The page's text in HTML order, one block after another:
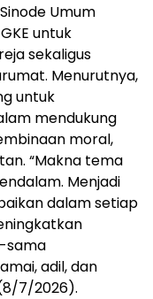
Umum
untuk
sekaligus
Menurutnya,
untuk
mendukung
moral,
“Makna tema
Menjadi
dalam setiap
sama
adil, dan
7/2026).